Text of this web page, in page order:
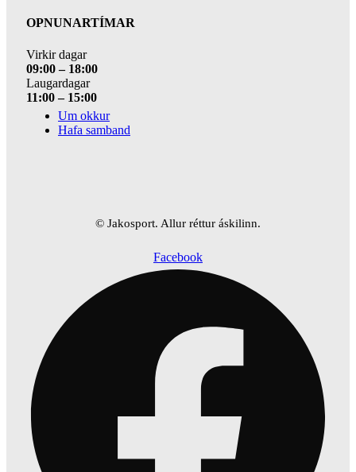
OPNUNARTÍMAR
Virkir dagar
09:00 – 18:00
Laugardagar
11:00 – 15:00
Um okkur
Hafa samband
© Jakosport. Allur réttur áskilinn.
Facebook